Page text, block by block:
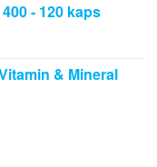
- 120 kaps
& Mineral